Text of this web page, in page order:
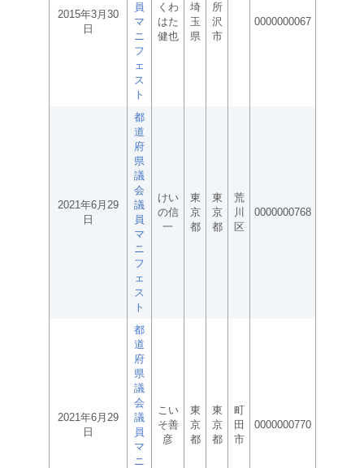
2015年3月30
日
員
マ
ニ
フ
ェ
ス
ト
くわ
はた
健也
埼
玉
県
所
沢
市
0000000067
2021年6月29
日
都
道
府
県
議
会
議
員
マ
ニ
フ
ェ
ス
ト
けい
の信
一
東
京
都
東
京
都
荒
川
区
0000000768
2021年6月29
日
都
道
府
県
議
会
議
員
マ
ニ
こい
そ善
彦
東
京
都
東
京
都
町
田
市
0000000770